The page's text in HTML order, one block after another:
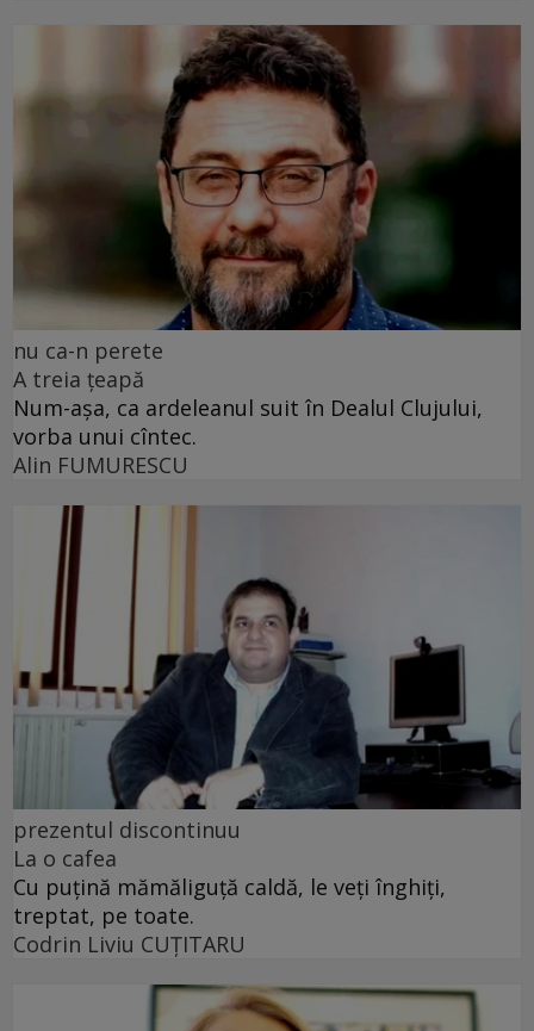
nu ca-n perete
A treia țeapă
Num-așa, ca ardeleanul suit în Dealul Clujului,
vorba unui cîntec.
Alin FUMURESCU
prezentul discontinuu
La o cafea
Cu puţină mămăliguţă caldă, le veţi înghiţi,
treptat, pe toate.
Codrin Liviu CUŢITARU